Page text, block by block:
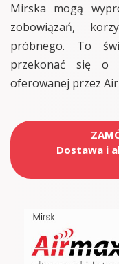
Mirska mogą
zobowiązań,
próbnego. To
przekonać się o
oferowanej przez
Dostawa i